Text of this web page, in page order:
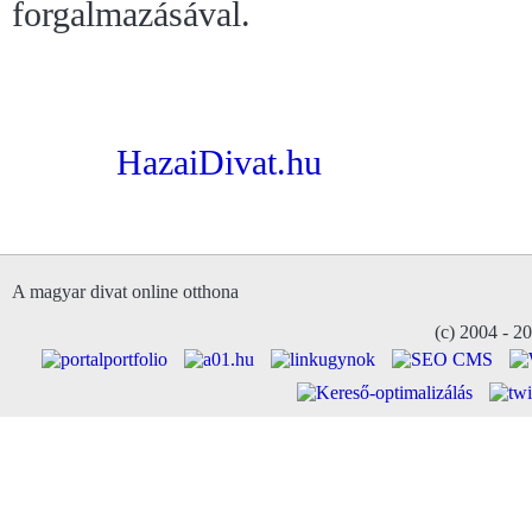
forgalmazásával.
HazaiDivat.hu
A magyar divat online otthona
(c) 2004 -